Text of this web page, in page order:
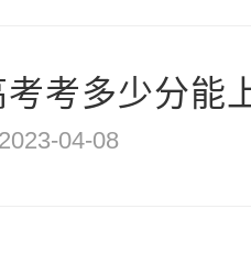
考多少分能
2023-04-08